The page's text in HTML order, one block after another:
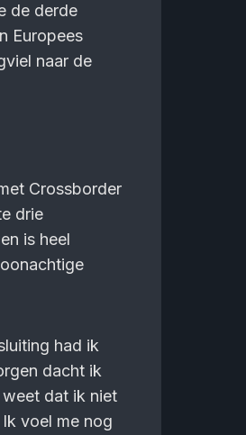
de derde
Europees
naar de
Crossborder
drie
is heel
had ik
dacht ik
dat ik niet
voel me nog